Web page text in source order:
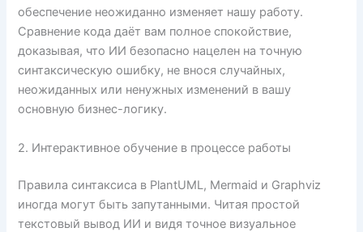
обеспечение неожиданно изменяет нашу работу.
Сравнение кода даёт вам полное спокойствие,
доказывая, что ИИ безопасно нацелен на точную
синтаксическую ошибку, не внося случайных,
неожиданных или ненужных изменений в вашу
основную бизнес-логику.
2. Интерактивное обучение в процессе работы
Правила синтаксиса в PlantUML, Mermaid и Graphviz
иногда могут быть запутанными. Читая простой
текстовый вывод ИИ и видя точное визуальное